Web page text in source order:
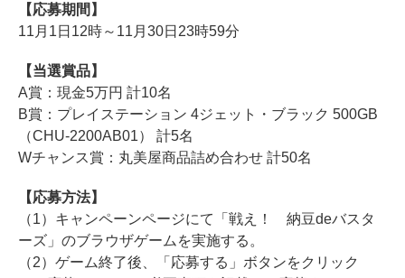
【応募期間】
11月1日12時～11月30日23時59分
【当選賞品】
A賞：現金5万円 計10名
B賞：プレイステーション 4ジェット・ブラック 500GB
（CHU-2200AB01） 計5名
Wチャンス賞：丸美屋商品詰め合わせ 計50名
【応募方法】
（1）キャンペーンページにて「戦え！ 納豆deバスタ
ーズ」のブラウザゲームを実施する。
（2）ゲーム終了後、「応募する」ボタンをクリック